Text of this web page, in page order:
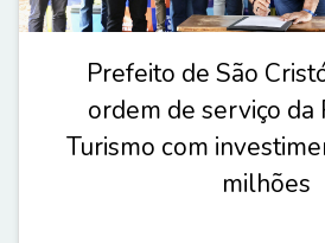
Prefeito de São
ordem de serviço da
Turismo com
milhões